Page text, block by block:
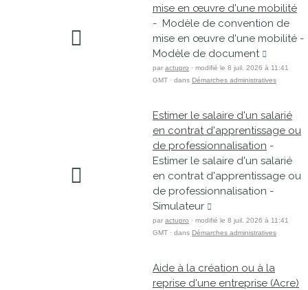
mise en œuvre d'une mobilité
- Modèle de convention de
mise en œuvre d'une mobilité -
Modèle de document
par actupro · modifié le 8 juil. 2026 à 11:41
GMT · dans Démarches administratives
Estimer le salaire d'un salarié
en contrat d'apprentissage ou
de professionnalisation -
Estimer le salaire d'un salarié
en contrat d'apprentissage ou
de professionnalisation -
Simulateur
par actupro · modifié le 8 juil. 2026 à 11:41
GMT · dans Démarches administratives
Aide à la création ou à la
reprise d'une entreprise (Acre)